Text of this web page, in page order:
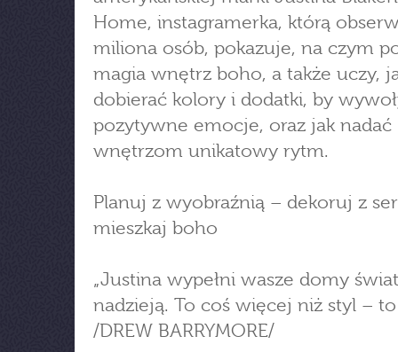
Home, instagramerka, którą
miliona osób, pokazuje, na czym
magia wnętrz boho, a także uczy,
dobierać kolory i dodatki, by
pozytywne emocje, oraz jak nadać
wnętrzom unikatowy rytm.
Planuj z wyobraźnią – dekoruj z
mieszkaj boho
„Justina wypełni wasze domy
nadzieją. To coś więcej niż styl – to
/DREW BARRYMORE/